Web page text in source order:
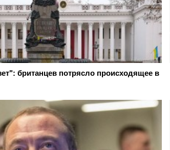
британцев потрясло происходящее в